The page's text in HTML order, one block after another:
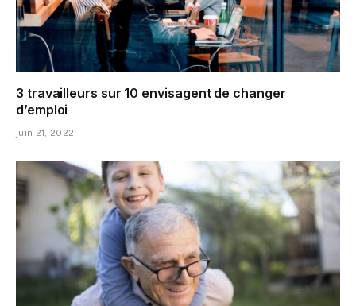
3 travailleurs sur 10 envisagent de changer
d’emploi
juin 21, 2022